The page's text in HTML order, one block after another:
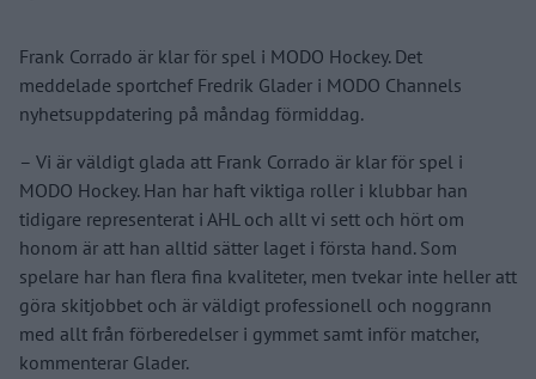
Frank Corrado är klar för spel i MODO Hockey. Det
meddelade sportchef Fredrik Glader i MODO Channels
nyhetsuppdatering på måndag förmiddag.
– Vi är väldigt glada att Frank Corrado är klar för spel i
MODO Hockey. Han har haft viktiga roller i klubbar han
tidigare representerat i AHL och allt vi sett och hört om
honom är att han alltid sätter laget i första hand. Som
spelare har han flera fina kvaliteter, men tvekar inte heller att
göra skitjobbet och är väldigt professionell och noggrann
med allt från förberedelser i gymmet samt inför matcher,
kommenterar Glader.